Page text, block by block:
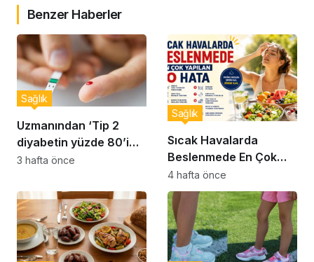
Benzer Haberler
Uzmanından ‘Tip 2
diyabetin yüzde 80’i
önlenebilir’ uyarısı
Sağlık
3 hafta önce
Sıcak Havalarda
Beslenmede En Çok
Yapılan 10 Hata
Sağlık
4 hafta önce